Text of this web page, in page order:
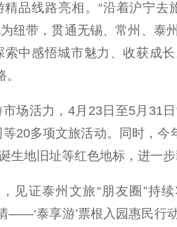
线路亮相。“沿着沪宁去
纽带，贯通无锡、常州、
中感悟城市魅力、收获成
活力，4月23日至5月31日“
等20多项文旅活动。同时，
地旧址等红色地标，进一步
证泰州文旅“朋友圈”持
——‘泰享游’票根入园惠民